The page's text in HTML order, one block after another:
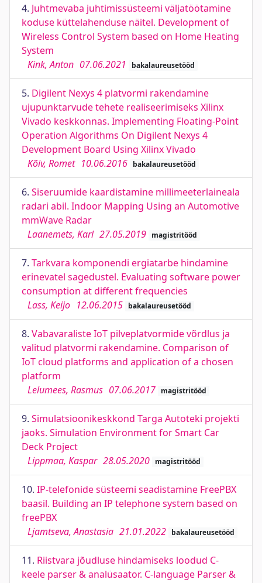
4. Juhtmevaba juhtimissüsteemi väljatöötamine
koduse küttelahenduse näitel. Development of
Wireless Control System based on Home Heating
System
Kink, Anton 07.06.2021 bakalaureusetööd
5. Digilent Nexys 4 platvormi rakendamine
ujupunktarvude tehete realiseerimiseks Xilinx
Vivado keskkonnas. Implementing Floating-Point
Operation Algorithms On Digilent Nexys 4
Development Board Using Xilinx Vivado
Kõiv, Romet 10.06.2016 bakalaureusetööd
6. Siseruumide kaardistamine millimeeterlaineala
radari abil. Indoor Mapping Using an Automotive
mmWave Radar
Laanemets, Karl 27.05.2019 magistritööd
7. Tarkvara komponendi ergiatarbe hindamine
erinevatel sagedustel. Evaluating software power
consumption at different frequencies
Lass, Keijo 12.06.2015 bakalaureusetööd
8. Vabavaraliste IoT pilveplatvormide võrdlus ja
valitud platvormi rakendamine. Comparison of
IoT cloud platforms and application of a chosen
platform
Lelumees, Rasmus 07.06.2017 magistritööd
9. Simulatsioonikeskkond Targa Autoteki projekti
jaoks. Simulation Environment for Smart Car
Deck Project
Lippmaa, Kaspar 28.05.2020 magistritööd
10. IP-telefonide süsteemi seadistamine FreePBX
baasil. Building an IP telephone system based on
freePBX
Ljamtseva, Anastasia 21.01.2022 bakalaureusetööd
11. Riistvara jõudluse hindamiseks loodud C-
keele parser & analüsaator. C-language Parser &